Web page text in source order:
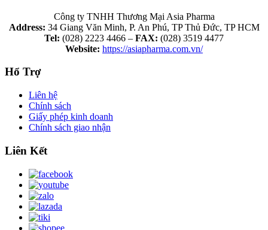
Công ty TNHH Thương Mại Asia Pharma
Address: 34 Giang Văn Minh, P. An Phú, TP Thủ Đức, TP HCM
Tel: (028) 2223 4466 – FAX: (028) 3519 4477
Website: https://asiapharma.com.vn/
Hổ Trợ
Liên hệ
Chính sách
Giấy phép kinh doanh
Chính sách giao nhận
Liên Kết